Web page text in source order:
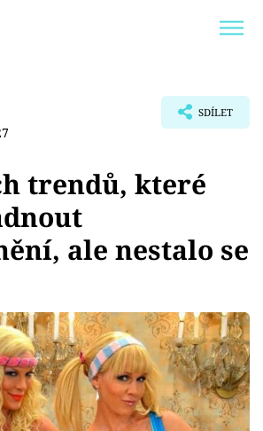
SDÍLET
trendů, které
ale nestalo se